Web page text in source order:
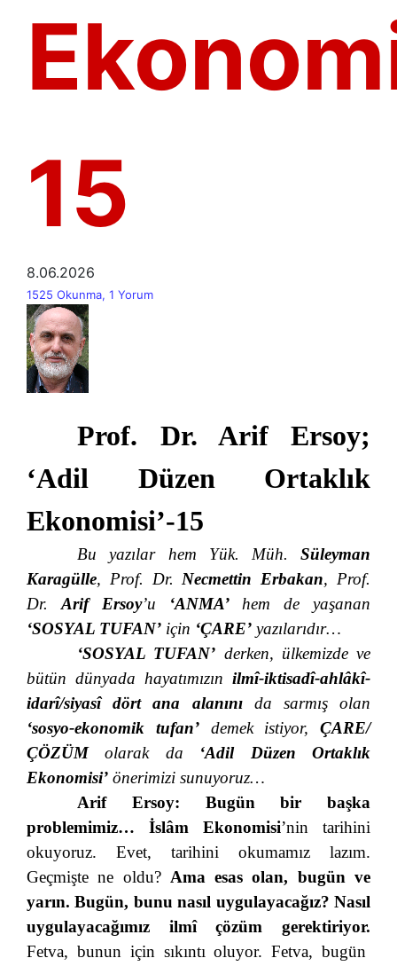
15
8.06.2026
1525 Okunma, 1 Yorum
Prof. Dr. Arif Ersoy;
‘Adil Düzen Ortaklık
Ekonomisi’-15
Bu yazılar hem Yük. Müh. Süleyman
Karagülle, Prof. Dr. Necmettin Erbakan, Prof.
Dr. Arif Ersoy’u ‘ANMA’hem de yaşanan
‘SOSYAL TUFAN’ için ‘ÇARE’ yazılarıdır…
‘SOSYAL TUFAN’ derken, ülkemizde ve
bütün dünyada hayatımızın ilmî-iktisadî-ahlâkî-
idarî/siyasî dört ana alanınıda sarmış olan
‘sosyo-ekonomik tufan’demek istiyor, ÇARE/
ÇÖZÜMolarak da ‘Adil Düzen Ortaklık
Ekonomisi’ önerimizi sunuyoruz…
Arif Ersoy:
Bugün bir başka
problemimiz… İslâm Ekonomisi’nin tarihini
okuyoruz. Evet, tarihini okumamız lazım.
Geçmişte ne oldu? Ama esas olan, bugün ve
yarın. Bugün, bunu nasıl uygulayacağız? Nasıl
uygulayacağımız ilmî çözüm gerektiriyor.
Fetva, bunun için sıkıntı oluyor. Fetva, bugün